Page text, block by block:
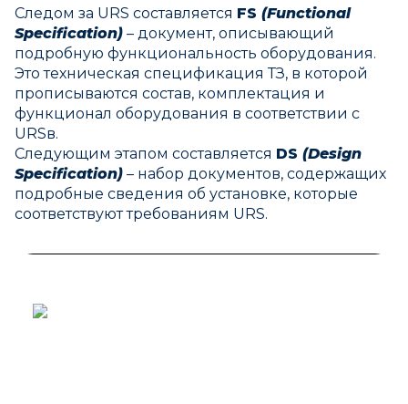
Следом за URS составляется FS (Functional
Specification) – документ, описывающий
подробную функциональность оборудования.
Это техническая спецификация ТЗ, в которой
прописываются состав, комплектация и
функционал оборудования в соответствии с
URSв.
Следующим этапом составляется DS (Design
Specification) – набор документов, содержащих
подробные сведения об установке, которые
соответствуют требованиям URS.